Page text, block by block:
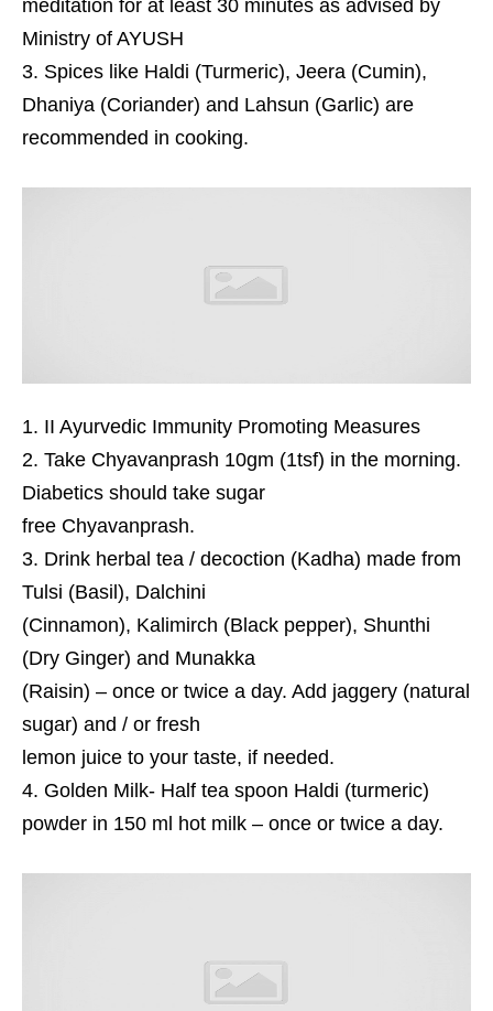
meditation for at least 30 minutes as advised by
Ministry of AYUSH
Spices like Haldi (Turmeric), Jeera (Cumin),
Dhaniya (Coriander) and Lahsun (Garlic) are
recommended in cooking.
II Ayurvedic Immunity Promoting Measures
Take Chyavanprash 10gm (1tsf) in the morning.
Diabetics should take sugar
free Chyavanprash.
Drink herbal tea / decoction (Kadha) made from
Tulsi (Basil), Dalchini
(Cinnamon), Kalimirch (Black pepper), Shunthi
(Dry Ginger) and Munakka
(Raisin) – once or twice a day. Add jaggery (natural
sugar) and / or fresh
lemon juice to your taste, if needed.
Golden Milk- Half tea spoon Haldi (turmeric)
powder in 150 ml hot milk – once or twice a day.